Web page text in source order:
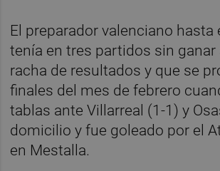
El preparador valenciano
tenía en tres partidos sin ganar
racha de resultados y que se
finales del mes de febrero
tablas ante Villarreal (1-1) y
domicilio y fue goleado por el
en Mestalla.